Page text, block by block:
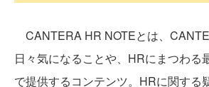
CANTERA HR NOTEとは、
日々気になることや、HRにまつわる
で提供するコンテンツ。HRに関する